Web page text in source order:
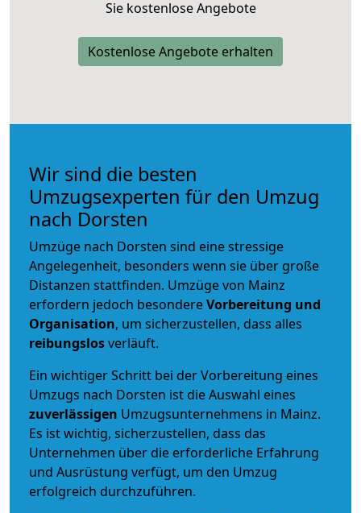
Sie kostenlose Angebote
Kostenlose Angebote erhalten
Wir sind die besten
Umzugsexperten für den Umzug
nach Dorsten
Umzüge nach Dorsten sind eine stressige
Angelegenheit, besonders wenn sie über große
Distanzen stattfinden. Umzüge von Mainz
erfordern jedoch besondereVorbereitung und
Organisation, um sicherzustellen, dass alles
reibungslosverläuft.
Ein wichtiger Schritt bei der Vorbereitung eines
Umzugs nach Dorsten ist die Auswahl eines
zuverlässigen Umzugsunternehmens in Mainz.
Es ist wichtig, sicherzustellen, dass das
Unternehmen über die erforderliche Erfahrung
und Ausrüstung verfügt, um den Umzug
erfolgreich durchzuführen.